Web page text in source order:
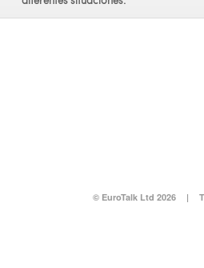
© EuroTalk Ltd 2026 |